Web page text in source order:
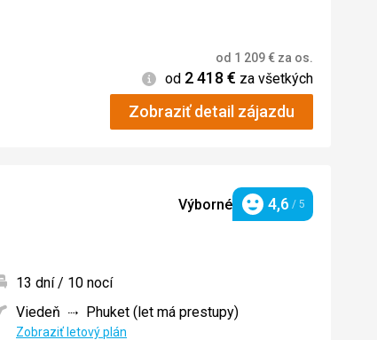
od 1 209€ za os.
Informácie
od 2 418 € za všetkých
Zobraziť detail zájazdu
Výborné Hodnotenie
4,6 / 5
13 dní / 10 nocí
Viedeň
Phuket (let má prestupy)
Zobraziť letový plán